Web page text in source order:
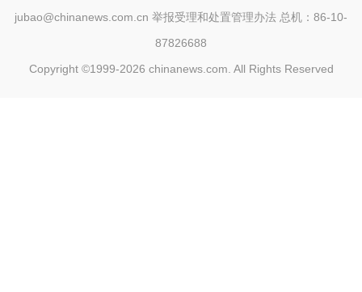
jubao@chinanews.com.cn 举报受理和处置管理办法 总机：86-10-
87826688
Copyright ©1999-2026 chinanews.com. All Rights Reserved